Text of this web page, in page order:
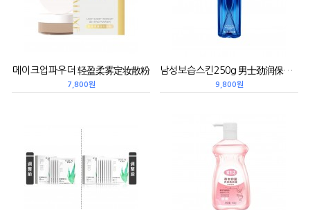
메이크업파우더 轻盈柔雾定妆散粉
7,800원
남성보습스킨250g 男士劲润保湿露
9,800원